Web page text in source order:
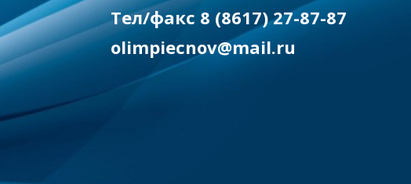
Тел/факс 8 (8617) 27-87-87
olimpiecnov@mail.ru